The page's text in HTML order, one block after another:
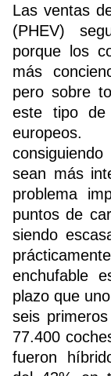
Las ventas
(PHEV)
porque los
más
pero sobre
este tipo de
europeos.
sean más
problema
puntos de
siendo
enchufable
plazo que
seis
77.400
fueron